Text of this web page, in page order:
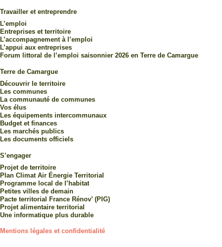
Travailler et entreprendre
L’emploi
Entreprises et territoire
L’accompagnement à l’emploi
L’appui aux entreprises
Forum littoral de l’emploi saisonnier 2026 en Terre de Camargue
Terre de Camargue
Découvrir le territoire
Les communes
La communauté de communes
Vos élus
Les équipements intercommunaux
Budget et finances
Les marchés publics
Les documents officiels
S’engager
Projet de territoire
Plan Climat Air Énergie Territorial
Programme local de l’habitat
Petites villes de demain
Pacte territorial France Rénov’ (PIG)
Projet alimentaire territorial
Une informatique plus durable
Mentions légales et confidentialité